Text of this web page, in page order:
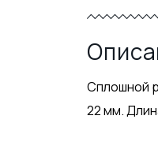
Сплошной
22 мм.